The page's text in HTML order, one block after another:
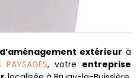
extérieur à
PAYSAGES, votre entreprise